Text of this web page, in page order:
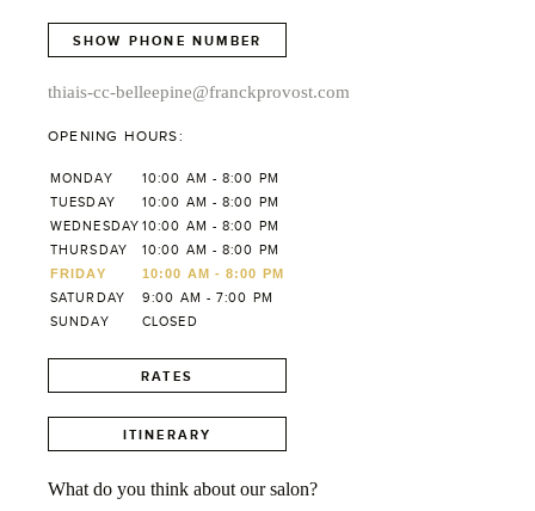
SHOW PHONE NUMBER
thiais-cc-belleepine@franckprovost.com
OPENING HOURS:
MONDAY
10:00 AM - 8:00 PM
TUESDAY
10:00 AM - 8:00 PM
WEDNESDAY 10:00 AM - 8:00 PM
THURSDAY
10:00 AM - 8:00 PM
FRIDAY
10:00 AM - 8:00 PM
SATURDAY
9:00 AM - 7:00 PM
SUNDAY
CLOSED
RATES
ITINERARY
What do you think about our salon?